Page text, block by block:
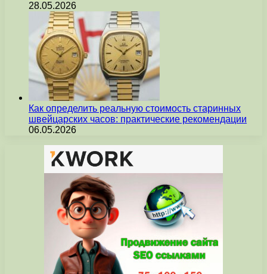
28.05.2026
Как определить реальную стоимость старинных
швейцарских часов: практические рекомендации
06.05.2026